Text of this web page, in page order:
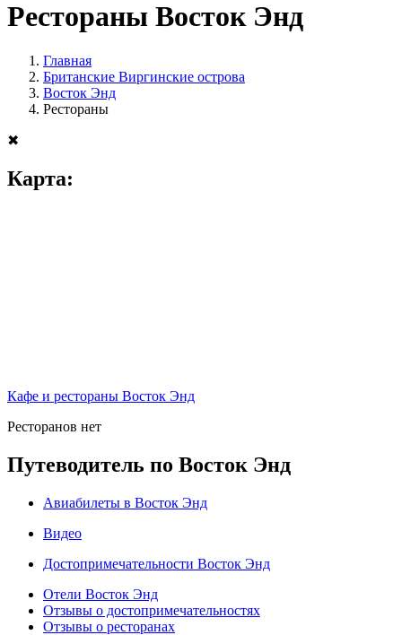
Рестораны Восток Энд
Главная
Британские Виргинские острова
Восток Энд
Рестораны
✖
Карта:
Кафе и рестораны Восток Энд
Ресторанов нет
Путеводитель по Восток Энд
Авиабилеты в Восток Энд
Видео
Достопримечательности Восток Энд
Отели Восток Энд
Отзывы о достопримечательностях
Отзывы о ресторанах